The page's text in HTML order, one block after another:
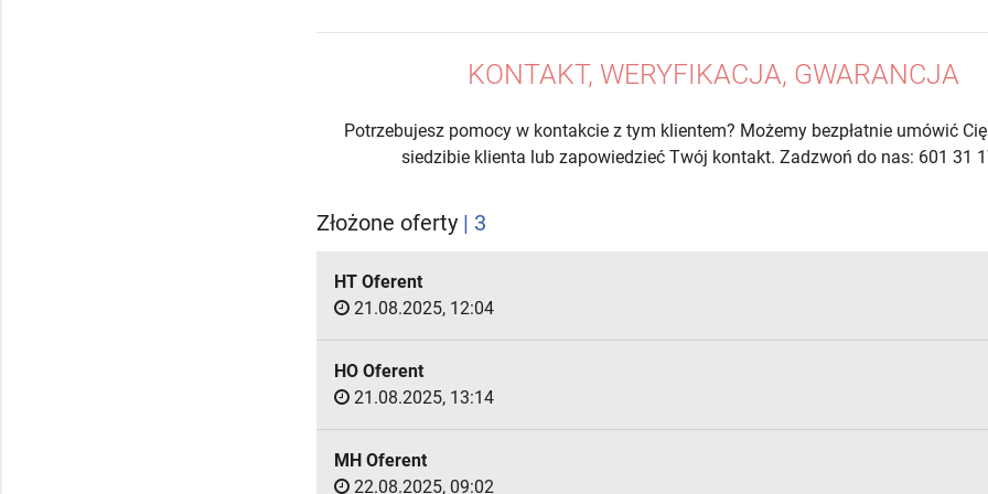
KONTAKT, WERYFIKACJA, GWARANCJA
Potrzebujesz pomocy w kontakcie z tym klientem? Możemy bezpłatnie umówić
siedzibie klienta lub zapowiedzieć Twój kontakt. Zadzwoń do nas: 601 31
Złożone oferty | 3
HT Oferent
21.08.2025, 12:04
HO Oferent
21.08.2025, 13:14
MH Oferent
22.08.2025, 09:02